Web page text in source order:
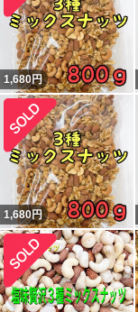
1,680円
1,680円